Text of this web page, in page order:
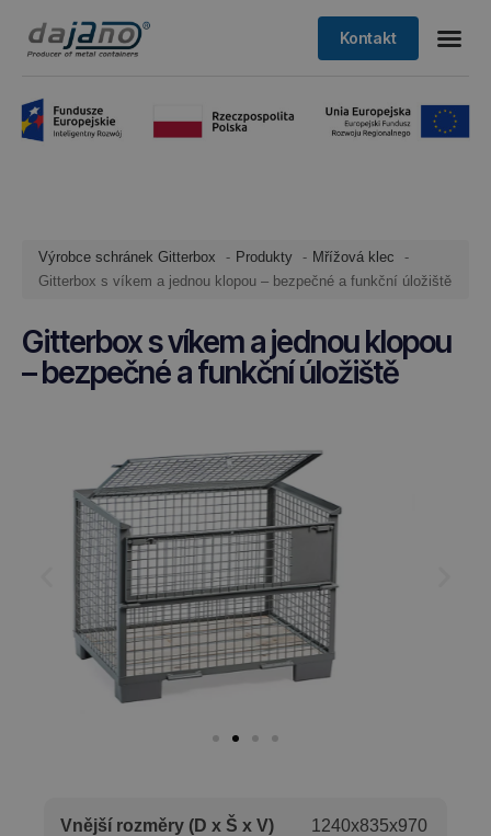
Kontakt
Výrobce schránek Gitterbox Produkty
Mřížová klec
Gitterbox s víkem a jednou klopou – bezpečné a funkční úložiště
Gitterbox s víkem a jednou klopou
– bezpečné a funkční úložiště
Vnější rozměry (D x Š x V) 1240x835x970